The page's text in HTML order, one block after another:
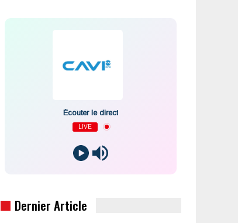
Écouter le direct
LIVE
Dernier Article